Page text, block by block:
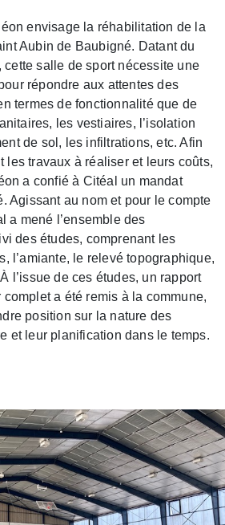
envisage la réhabilitation de la
Aubin de Baubigné. Datant du
cette salle de sport nécessite une
répondre aux attentes des
termes de fonctionnalité que de
les vestiaires, l’isolation
de sol, les infiltrations, etc. Afin
les travaux à réaliser et leurs coûts,
a confié à Citéal un mandat
Agissant au nom et pour le compte
a mené l’ensemble des
des études, comprenant les
l’amiante, le relevé topographique,
l’issue de ces études, un rapport
a été remis à la commune,
position sur la nature des
et leur planification dans le temps.